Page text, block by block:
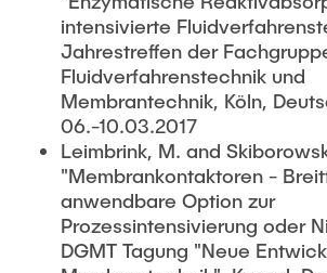
intensivierte
Jahrestreffen der
Fluidverfahrenstechnik und
Membrantechnik, Köln,
06.-10.03.2017
Leimbrink, M. and
"Membrankontaktoren -
anwendbare Option zur
Prozessintensivierung oder
DGMT Tagung "Neue